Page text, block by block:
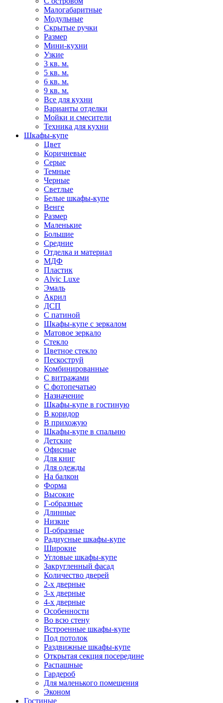
Малогабаритные
Модульные
Скрытые ручки
Размер
Мини-кухни
Узкие
3 кв. м.
5 кв. м.
6 кв. м.
9 кв. м.
Все для кухни
Варианты отделки
Мойки и смесители
Техника для кухни
Шкафы-купе
Цвет
Коричневые
Серые
Темные
Черные
Светлые
Белые шкафы-купе
Венге
Размер
Маленькие
Большие
Средние
Отделка и материал
МДФ
Пластик
Alvic Luxe
Эмаль
Акрил
ДСП
С патиной
Шкафы-купе с зеркалом
Матовое зеркало
Стекло
Цветное стекло
Пескоструй
Комбинированные
С витражами
С фотопечатью
Назначение
Шкафы-купе в гостиную
В коридор
В прихожую
Шкафы-купе в спальню
Детские
Офисные
Для книг
Для одежды
На балкон
Форма
Высокие
Г-образные
Длинные
Низкие
П-образные
Радиусные шкафы-купе
Широкие
Угловые шкафы-купе
Закругленный фасад
Количество дверей
2-х дверные
3-х дверные
4-х дверные
Особенности
Во всю стену
Встроенные шкафы-купе
Под потолок
Раздвижные шкафы-купе
Открытая секция посередине
Распашные
Гардероб
Для маленького помещения
Эконом
Гостиные